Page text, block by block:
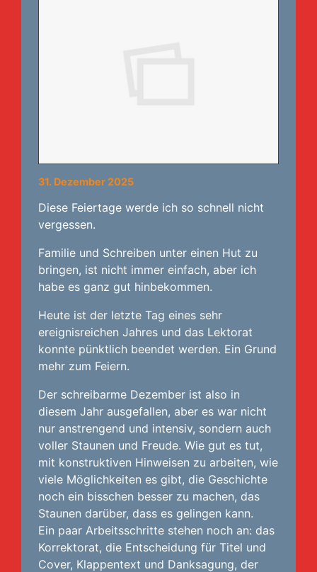
31. Dezember 2025
Diese Feiertage werde ich so schnell nicht
vergessen.
Familie und Schreiben unter einen Hut zu
bringen, ist nicht immer einfach, aber ich
habe es ganz gut hinbekommen.
Heute ist der letzte Tag eines sehr
ereignisreichen Jahres und das Lektorat
konnte pünktlich beendet werden. Ein Grund
mehr zum Feiern.
Der schreibarme Dezember ist also in
diesem Jahr ausgefallen, aber es war nicht
nur anstrengend und intensiv, sondern auch
voller Staunen und Freude. Wie gut es tut,
mit konstruktiven Hinweisen zu arbeiten, wie
viele Möglichkeiten es gibt, die Geschichte
noch ein bisschen besser zu machen, das
Staunen darüber, dass es gelingen kann.
Ein paar Arbeitsschritte stehen noch an: das
Korrektorat, die Entscheidung für Titel und
Cover, Klappentext und Danksagung, der